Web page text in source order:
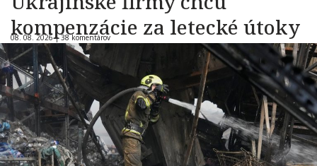
kompenzácie za letecké útoky
08. 08. 2026 |38 komentárov